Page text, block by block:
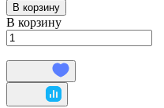
В корзину
В корзину